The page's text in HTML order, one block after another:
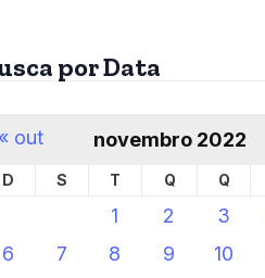
por Data
novembro 2022
D S T Q Q
1 2 3
6
7 8 9 10
out